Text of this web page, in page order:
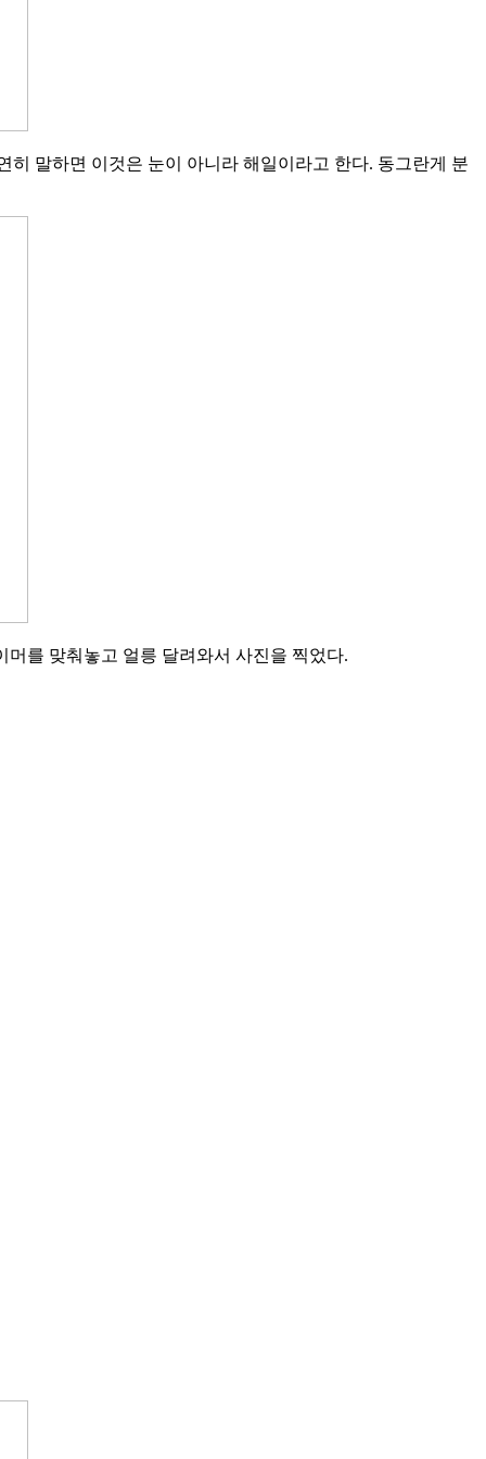
말하면 이것은 눈이 아니라 해일이라고 한다. 동그란게 분
를 맞춰놓고 얼릉 달려와서 사진을 찍었다.